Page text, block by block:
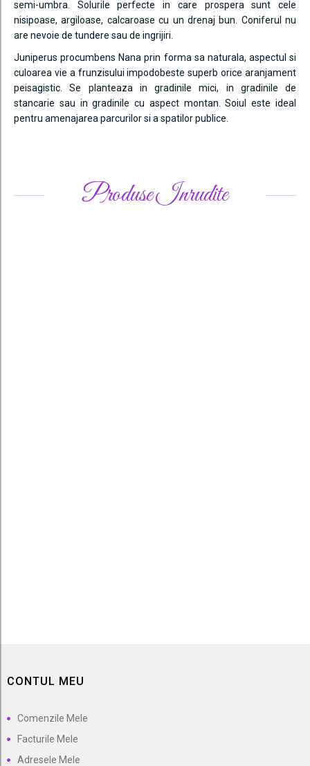
semi-umbra. Solurile perfecte in care prospera sunt cele
nisipoase, argiloase, calcaroase cu un drenaj bun. Coniferul nu
are nevoie de tundere sau de ingrijiri.
Juniperus procumbens Nana prin forma sa naturala, aspectul si
culoarea vie a frunzisului impodobeste superb orice aranjament
peisagistic. Se planteaza in gradinile mici, in gradinile de
stancarie sau in gradinile cu aspect montan. Soiul este ideal
pentru amenajarea parcurilor si a spatilor publice.
Produse Inrudite
CONTUL MEU
Comenzile Mele
Facturile Mele
Adresele Mele